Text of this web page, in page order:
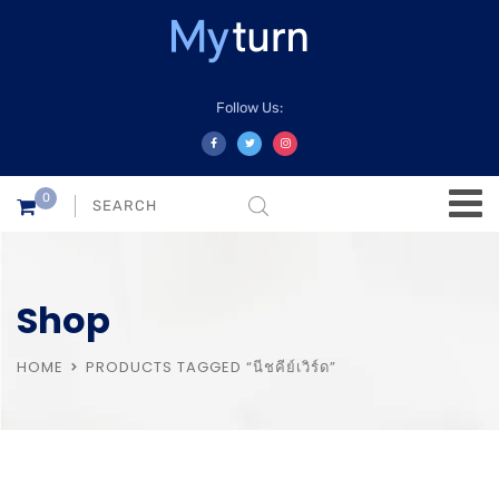
Follow Us:
0
Shop
HOME PRODUCTS TAGGED “นีชคีย์เวิร์ด”